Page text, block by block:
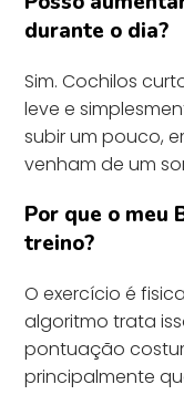
durante o dia?
Sim. Cochilos
leve e
subir um pouco,
venham de um
Por que o meu
treino?
O exercício é
algoritmo trata
pontuação
principalmente